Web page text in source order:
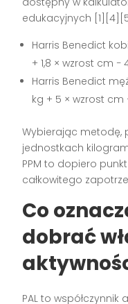
edukacyjnych
Harris Benedict
+ 1,8 × wzrost cm −
Harris Benedict
kg + 5 × wzrost cm
Wybierając metodę,
jednostkach
PPM to dopiero
całkowitego
Co
dobrać
PAL to współczynnik